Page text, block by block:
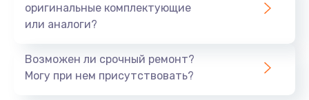
Замена батарейки BIOS
Заказать
оригинальные комплектующие
или аналоги?
Возможен ли срочный ремонт?
Могу при нем присутствовать?